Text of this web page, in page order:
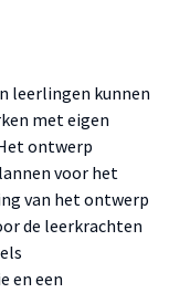
leerlingen kunnen
met eigen
ontwerp
voor het
van het ontwerp
de leerkrachten
en een